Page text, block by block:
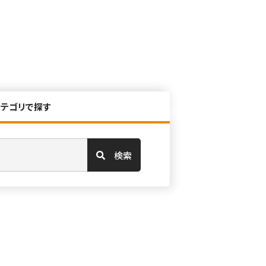
ゴリで探す
検索